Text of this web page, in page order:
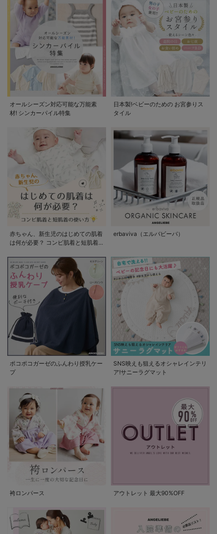
オールシーズン対応可能な万能素
材! シンカーパイル特集
日本製!ベビーのための お宮参りス
タイル
赤ちゃん、新生児のはじめての肌着
は何が必要？ コンビ肌着と短肌着
erbaviva（エルバビーバ）
ポコポコガーゼのふんわり授乳ケー
プ
SNS映えも狙えるオシャレインテリ
ア!サニーラグマット
袴ロンパース アウトレット 最大90%OFF